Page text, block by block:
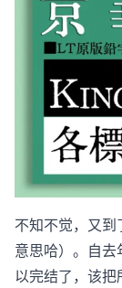
不知不觉，又
意思哈）。自
以完结了，该